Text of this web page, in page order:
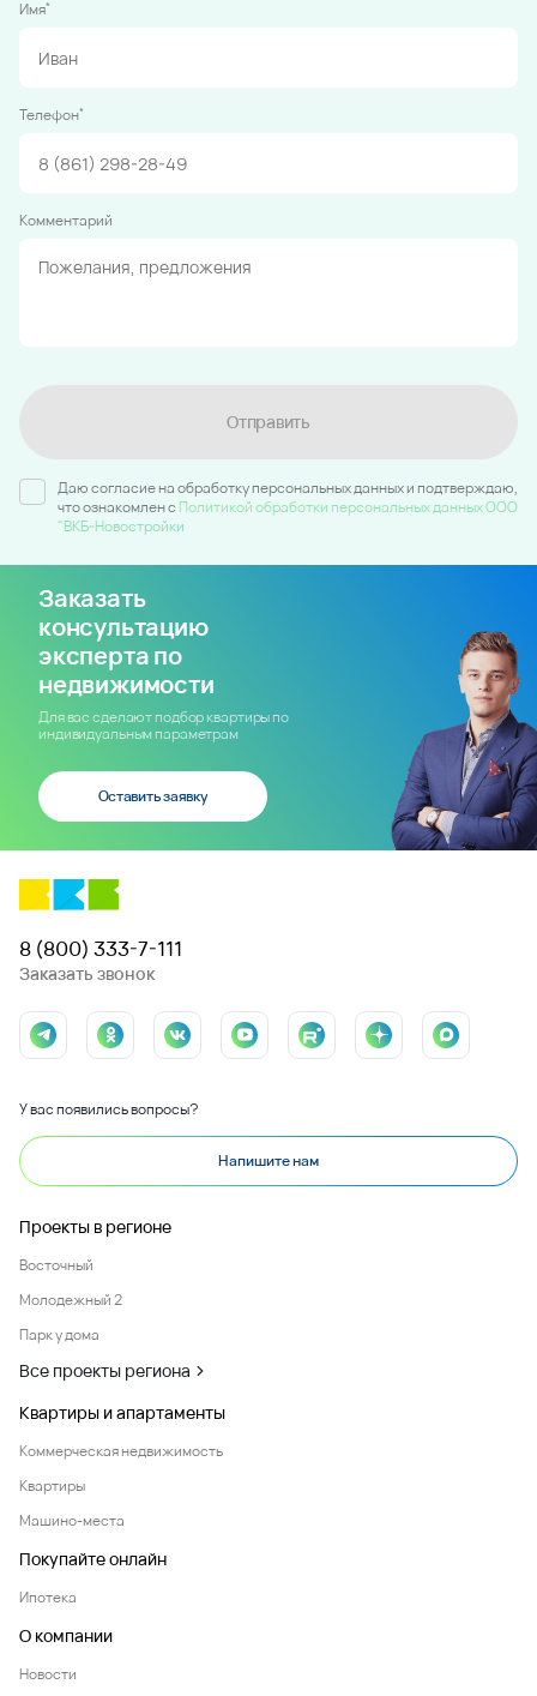
Имя*
Телефон*
Комментарий
Отправить
Даю согласие на обработку персональных данных и подтверждаю,
что ознакомлен c Политикой обработки персональных данных ООО
"ВКБ-Новостройки
Заказать
консультацию
эксперта по
недвижимости
Для вас сделают подбор квартиры по
индивидуальным параметрам
Оставить заявку
8 (800) 333-7-111
Заказать звонок
У вас появились вопросы?
Напишите нам
Проекты в регионе
Восточный
Молодежный 2
Парк у дома
Все проекты региона
Квартиры и апартаменты
Коммерческая недвижимость
Квартиры
Машино-места
Покупайте онлайн
Ипотека
О компании
Новости